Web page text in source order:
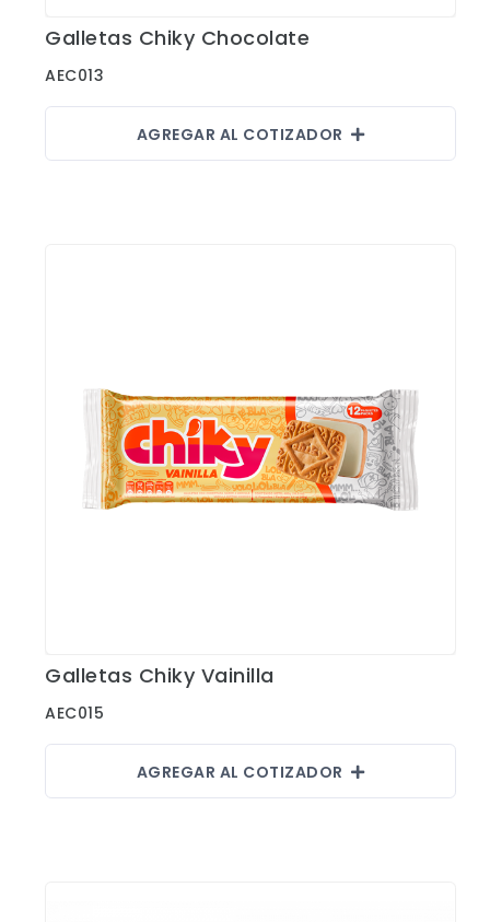
Ver Detalles
Galletas Chiky Chocolate
AEC013
AGREGAR AL COTIZADOR
Ver Detalles
Galletas Chiky Vainilla
AEC015
AGREGAR AL COTIZADOR